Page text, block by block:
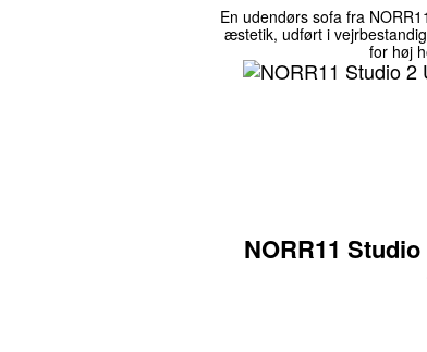
NORR11
En udendørs sofa fra
æstetik, udført i
for høj